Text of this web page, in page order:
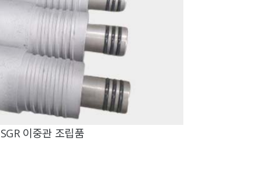
이중관 조립품